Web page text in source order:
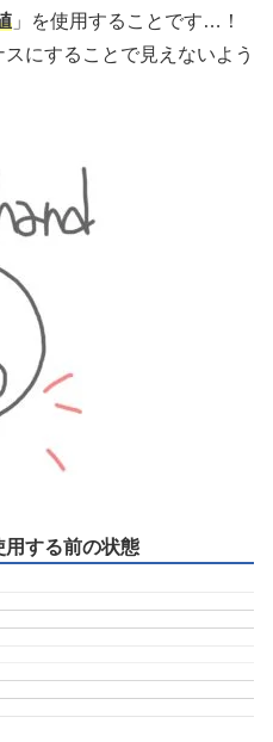
」を使用することです…！
にすることで見えないよう
する前の状態